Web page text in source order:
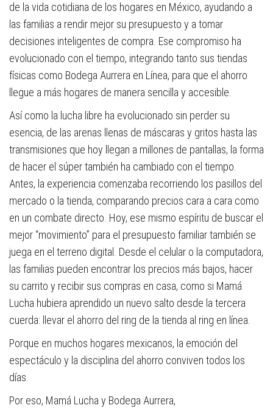
de la vida cotidiana de los hogares en México, ayudando a
las familias a rendir mejor su presupuesto y a tomar
decisiones inteligentes de compra. Ese compromiso ha
evolucionado con el tiempo, integrando tanto sus tiendas
físicas como Bodega Aurrera en Línea, para que el ahorro
llegue a más hogares de manera sencilla y accesible.
Así como la lucha libre ha evolucionado sin perder su
esencia, de las arenas llenas de máscaras y gritos hasta las
transmisiones que hoy llegan a millones de pantallas, la forma
de hacer el súper también ha cambiado con el tiempo.
Antes, la experiencia comenzaba recorriendo los pasillos del
mercado o la tienda, comparando precios cara a cara como
en un combate directo. Hoy, ese mismo espíritu de buscar el
mejor “movimiento” para el presupuesto familiar también se
juega en el terreno digital. Desde el celular o la computadora,
las familias pueden encontrar los precios más bajos, hacer
su carrito y recibir sus compras en casa, como si Mamá
Lucha hubiera aprendido un nuevo salto desde la tercera
cuerda: llevar el ahorro del ring de la tienda al ring en línea.
Porque en muchos hogares mexicanos, la emoción del
espectáculo y la disciplina del ahorro conviven todos los
días.
Por eso, Mamá Lucha y Bodega Aurrera,